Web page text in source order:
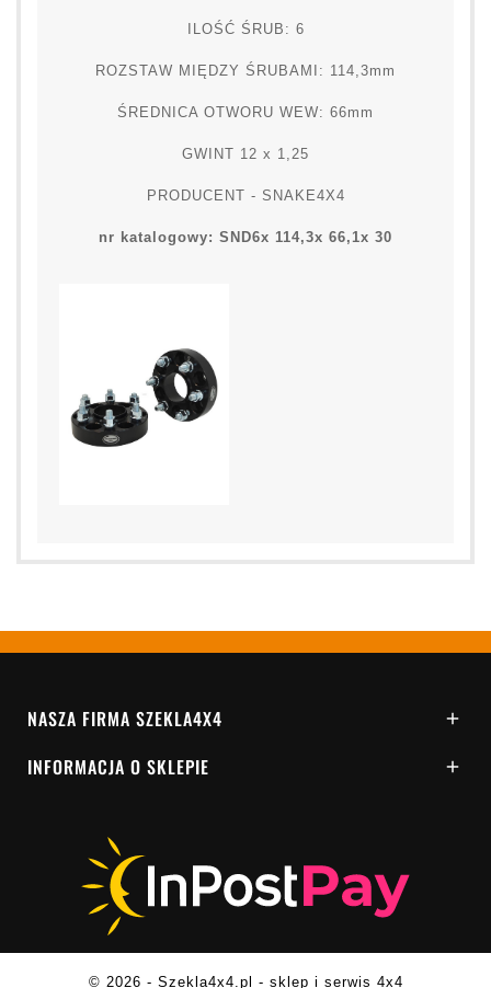
ILOŚĆ ŚRUB: 6
ROZSTAW MIĘDZY ŚRUBAMI: 114,3mm
ŚREDNICA OTWORU WEW: 66mm
GWINT 12 x 1,25
PRODUCENT - SNAKE4X4
nr katalogowy: SND6x 114,3x 66,1x 30
NASZA FIRMA SZEKLA4X4 
INFORMACJA O SKLEPIE 
© 2026 - Szekla4x4.pl - sklep i serwis 4x4